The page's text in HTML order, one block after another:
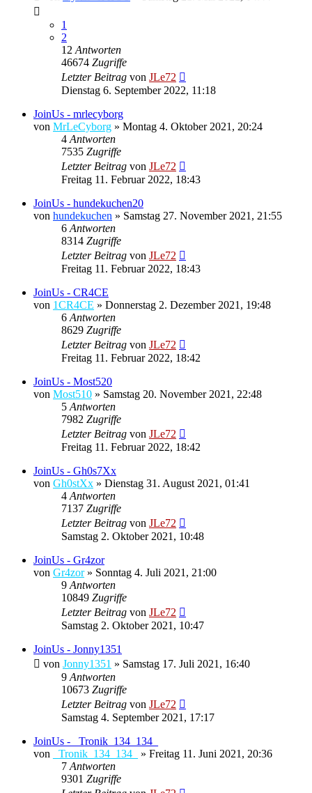
1
2
12 Antworten
46674 Zugriffe
Letzter Beitrag von JLe72
Dienstag 6. September 2022, 11:18
JoinUs - mrlecyborg
von MrLeCyborg » Montag 4. Oktober 2021, 20:24
4 Antworten
7535 Zugriffe
Letzter Beitrag von JLe72
Freitag 11. Februar 2022, 18:43
JoinUs - hundekuchen20
von hundekuchen » Samstag 27. November 2021, 21:55
6 Antworten
8314 Zugriffe
Letzter Beitrag von JLe72
Freitag 11. Februar 2022, 18:43
JoinUs - CR4CE
von 1CR4CE » Donnerstag 2. Dezember 2021, 19:48
6 Antworten
8629 Zugriffe
Letzter Beitrag von JLe72
Freitag 11. Februar 2022, 18:42
JoinUs - Most520
von Most510 » Samstag 20. November 2021, 22:48
5 Antworten
7982 Zugriffe
Letzter Beitrag von JLe72
Freitag 11. Februar 2022, 18:42
JoinUs - Gh0s7Xx
von Gh0stXx » Dienstag 31. August 2021, 01:41
4 Antworten
7137 Zugriffe
Letzter Beitrag von JLe72
Samstag 2. Oktober 2021, 10:48
JoinUs - Gr4zor
von Gr4zor» Sonntag 4. Juli 2021, 21:00
9 Antworten
10849 Zugriffe
Letzter Beitrag von JLe72
Samstag 2. Oktober 2021, 10:47
JoinUs - Jonny1351
von Jonny1351 » Samstag 17. Juli 2021, 16:40
9 Antworten
10673 Zugriffe
Letzter Beitrag von JLe72
Samstag 4. September 2021, 17:17
JoinUs - _Tronik_134_134_
von
_Tronik_134_134_ » Freitag 11. Juni 2021, 20:36
7 Antworten
9301 Zugriffe